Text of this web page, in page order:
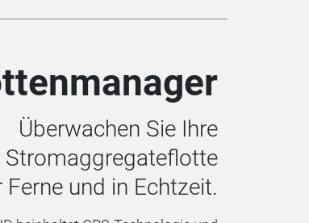
Überwachen Sie Ihre
Stromaggregateflotte
Ferne und in Echtzeit.